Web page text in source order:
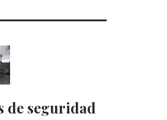
de seguridad